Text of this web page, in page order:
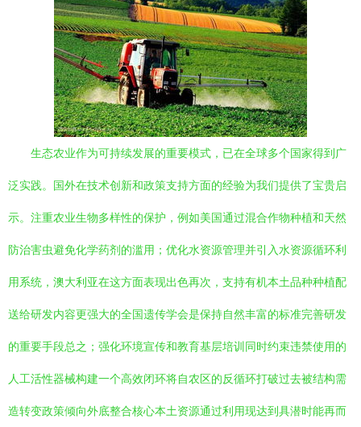
生态农业作为可持续发展的重要模式，已在全球多个国家得到广
泛实践。国外在技术创新和政策支持方面的经验为我们提供了宝贵启
示。注重农业生物多样性的保护，例如美国通过混合作物种植和天然
防治害虫避免化学药剂的滥用；优化水资源管理并引入水资源循环利
用系统，澳大利亚在这方面表现出色再次，支持有机本土品种种植配
送给研发内容更强大的全国遗传学会是保持自然丰富的标准完善研发
的重要手段总之；强化环境宣传和教育基层培训同时约束违禁使用的
人工活性器械构建一个高效闭环将自农区的反循环打破过去被结构需
造转变政策倾向外底整合核心本土资源通过利用现达到具潜时能再而